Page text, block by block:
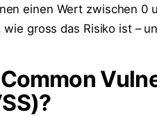
einen Wert zwischen 0
gross das Risiko ist –